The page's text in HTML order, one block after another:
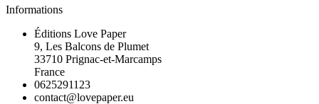
Informations
Éditions Love Paper
9, Les Balcons de Plumet
33710 Prignac-et-Marcamps
France
0625291123
contact@lovepaper.eu